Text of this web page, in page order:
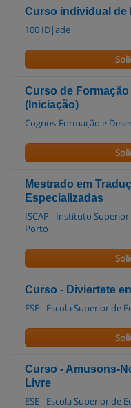
Curso individual de
100 ID|ade
Curso de
(Iniciação)
Cognos-Formação e
Mestrado em
Especializadas
ISCAP - Instituto
Porto
Curso - Diviertete
ESE - Escola Superior de
Curso - Amusons-
Livre
ESE - Escola Superior de